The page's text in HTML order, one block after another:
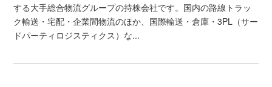
する大手総合物流グループの持株会社です。国内の路線トラッ
ク輸送・宅配・企業間物流のほか、国際輸送・倉庫・3PL（サー
ドパーティロジスティクス）な...